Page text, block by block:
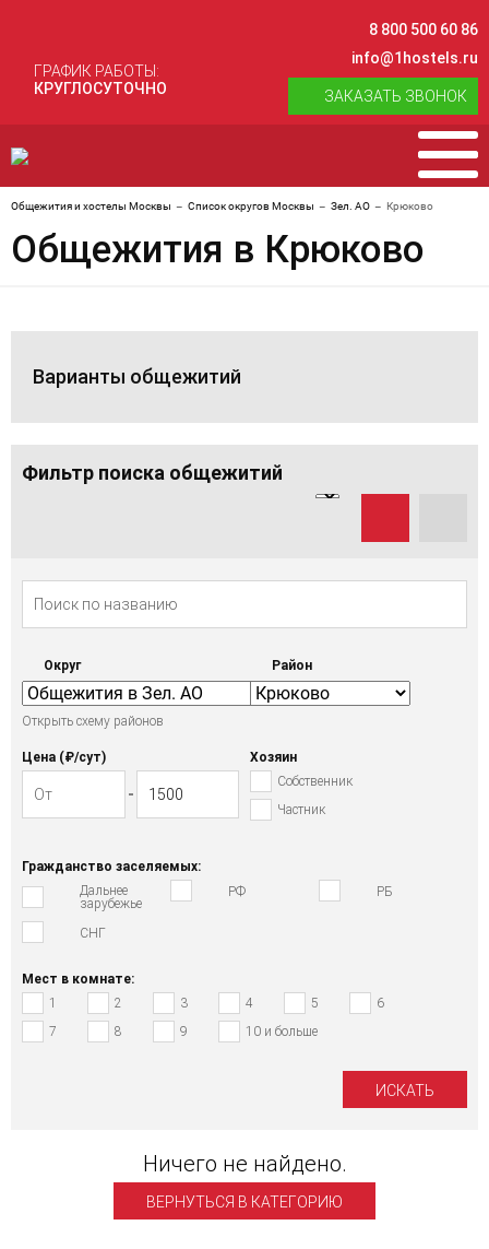
ГРАФИК РАБОТЫ:
КРУГЛОСУТОЧНО
8 800 500 60 86
info@1hostels.ru
ЗАКАЗАТЬ ЗВОНОК
Общежития и хостелы Москвы Список округов Москвы Зел. АО Крюково
Общежития в Крюково
Варианты общежитий
Фильтр поиска общежитий
Округ
Открыть схему районов
Район
Цена (₽/cут)
Хозяин
Собственник
Частник
Гражданство заселяемых:
Дальнее
зарубежье
РФ РБ
СНГ
Мест в комнате:
1
2 3 4 5
6
7
8 9 10 и больше
Ничего не найдено.
ВЕРНУТЬСЯ В КАТЕГОРИЮ